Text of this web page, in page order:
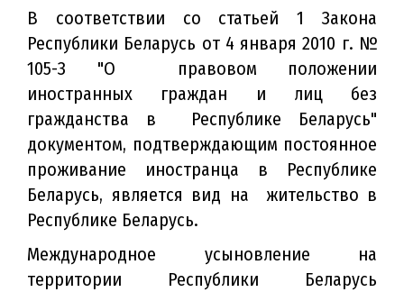
В соответствии со статьей 1 Закона
Республики Беларусь от 4 января 2010 г. №
105-З "О правовом положении
иностранных граждан и лиц без
гражданства в Республике Беларусь"
документом, подтверждающим постоянное
проживание иностранца в Республике
Беларусь, является вид на жительство в
Республике Беларусь.
Международное усыновление на
территории Республики Беларусь